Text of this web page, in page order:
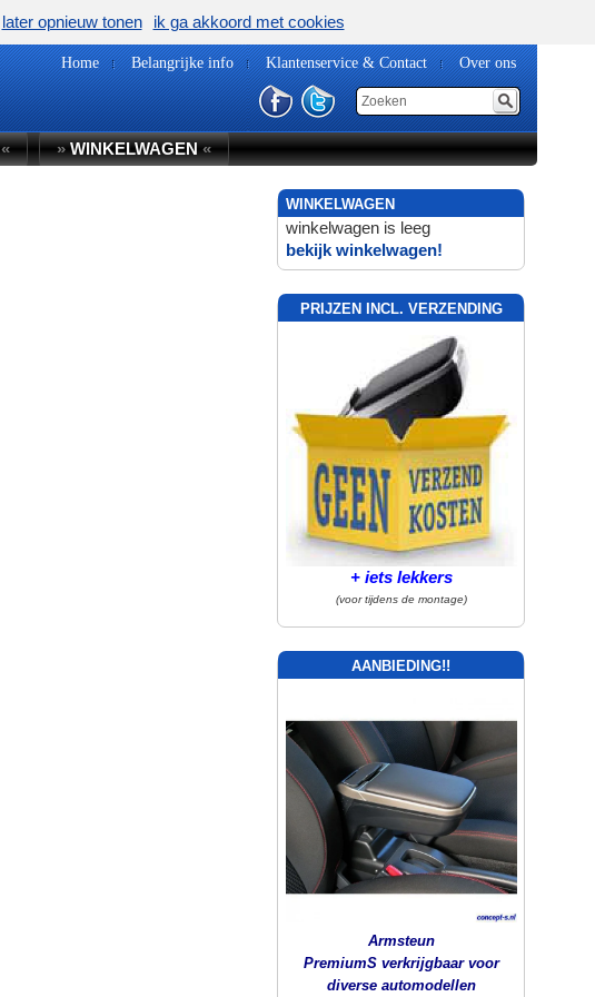
Home Belangrijke info Klantenservice & Contact Over ons
« »WINKELWAGEN«
WINKELWAGEN
winkelwagen is leeg
bekijk winkelwagen!
PRIJZEN INCL. VERZENDING
+ iets lekkers
(voor tijdens de montage)
AANBIEDING!!
Armsteun
PremiumS verkrijgbaar voor
diverse automodellen
later opnieuw tonen ik ga akkoord met cookies